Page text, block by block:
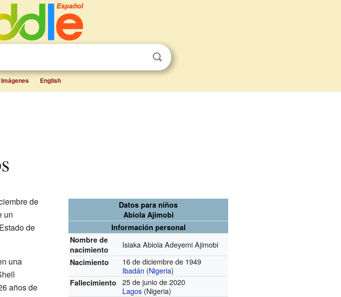
Imágenes English
Datos para niños
Abiola Ajimobi
Información personal
Nombre de
nacimiento
Isiaka Abiola Adeyemi Ajimobi
Nacimiento
16 de diciembre de 1949
Ibadán (Nigeria)
Fallecimiento
25 de junio de 2020
Lagos (Nigeria)
de
un
de
una
años de